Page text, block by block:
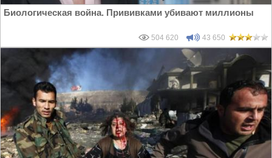
Биологическая война. Прививками убивают миллионы
504 620 43 650